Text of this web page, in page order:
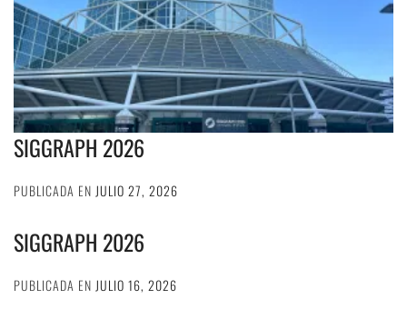
SIGGRAPH 2026
PUBLICADA EN JULIO 27, 2026
SIGGRAPH 2026
PUBLICADA EN JULIO 16, 2026